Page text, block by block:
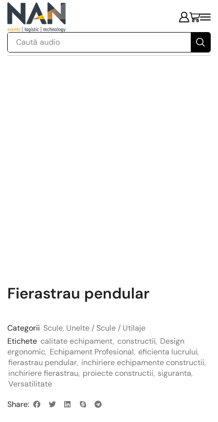
Caută audio
Fierastrau pendular
Categorii Scule, Unelte / Scule / Utilaje
Etichete calitate echipament, constructii, Design
ergonomic, Echipament Profesional, eficienta lucrului,
fierastrau pendular, inchiriere echipamente constructii,
inchiriere fierastrau, proiecte constructii, siguranta,
Versatilitate
Share: